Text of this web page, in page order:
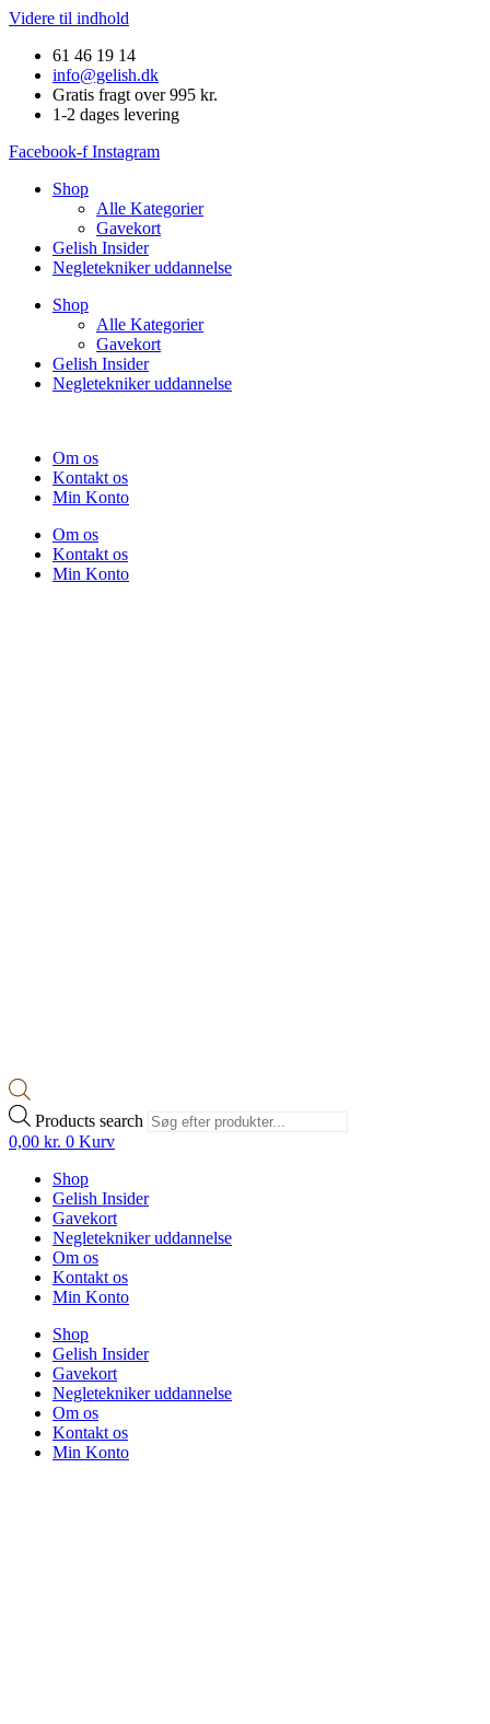
Videre til indhold
61 46 19 14
info@gelish.dk
Gratis fragt over 995 kr.
1-2 dages levering
Facebook-f Instagram
Shop
Alle Kategorier
Gavekort
Gelish Insider
Negletekniker uddannelse
Shop
Alle Kategorier
Gavekort
Gelish Insider
Negletekniker uddannelse
Om os
Kontakt os
Min Konto
Om os
Kontakt os
Min Konto
Products search
0,00 kr. 0 Kurv
Shop
Gelish Insider
Gavekort
Negletekniker uddannelse
Om os
Kontakt os
Min Konto
Shop
Gelish Insider
Gavekort
Negletekniker uddannelse
Om os
Kontakt os
Min Konto